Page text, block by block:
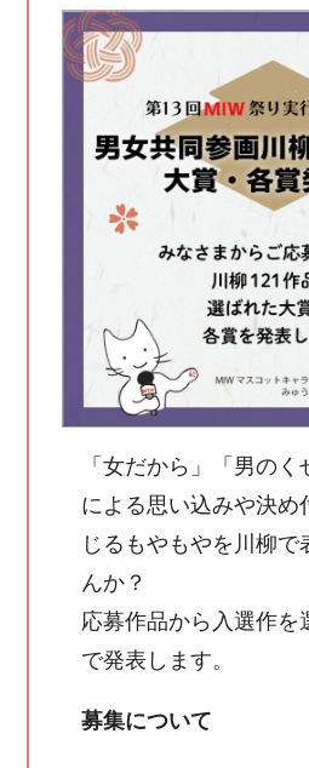
「女だから」「男のく
による思い込みや決め
じるもやもやを川柳で
んか？
応募作品から入選作を
で発表します。
募集について